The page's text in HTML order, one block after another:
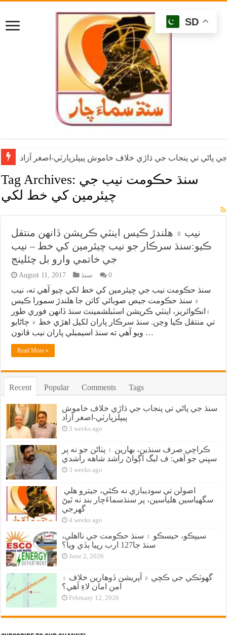
پاڻي تي پنجاب جي ڌاڙي خلاف خاموش پيپلزپارٽي-اصغر آزاد
Tag Archives: سنڌ حڪومت نيب جي
چيئرمين کي خط لکي
نيب ۾ هلندڙ ڪيس اينٽي ڪرپشن ڏانهن منتقل
ڪيو:سنڌ سرڪار جو نيب چيئرمين کي خط – نيب
جي خاتمي وارو بل چئلينج
August 11, 2017 سنڌ 0
سنڌ حڪومت نيب جي چيئرمين کي خط لکي چيو آهي ته، نيب
۾ سنڌ حڪومت جيص صوبائي کاتن جا هلندڙ سمورا ڪيس
۽انڪوائريز، اينٽي ڪرپشن اسٽبلشمينٽ سنڌ ڏانهن فوري طور
تي منتقل ڪيا وڃن. سنڌ سرڪار پاران لکيل اهڙي خط ۾ ڄاڻايو
ويو آهي ته سنڌ اسيمبلي پاران نيب قانون …
Read More »
Recent Popular Comments Tags
سنڌ جي پاڻي تي پنجاب جي ڌاڙي خلاف خاموش
پيپلزپارٽي-اصغر آزاد
3 weeks ago
ڪراچي صرف سنڌين، بهارين ۽ پٺاڻن جو نه پر
سڀني جو آهي: ف ليگ اڳواڻ راشد شاهه راشدي
3 weeks ago
سگهياسين هلياسين، پر سنڌسماءَچار بند نه ٿيڻ
گهرجي
4 weeks ago
سيپڪو، حيسڪو ۽ سنڌ حڪومت جي نااهلي،
سنڌ جا127 ارب رپيا ٻڏي ويا؟
June 2, 2026
گهوٽڪي جي ڪچي ۾ آپريشن ڏوهارين خلاف ۽
امن امان لاءِ آهي؟
February 12, 2026
SD